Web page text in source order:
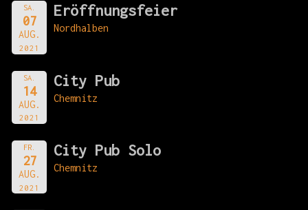
SA.
07
AUG.
2021
Eröffnungsfeier
Nordhalben
SA.
14
AUG.
2021
City Pub
Chemnitz
FR.
27
AUG.
2021
City Pub Solo
Chemnitz